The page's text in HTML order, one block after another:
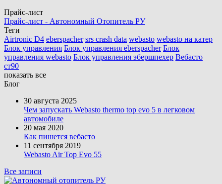
Прайс-лист
Прайс-лист - Автономный Отопитель РУ
Теги
Airtronic D4 eberspacher srs crash data webasto webasto на катер
Блок управления Блок управления eberspacher Блок
управления webasto Блок управления эбершпехер Вебасто
ст90
показать все
Блог
30 августа 2025
Чем запускать Webasto thermo top evo 5 в легковом
автомобиле
20 мая 2020
Как пишется вебасто
11 сентября 2019
Webasto Air Top Evo 55
Все записи